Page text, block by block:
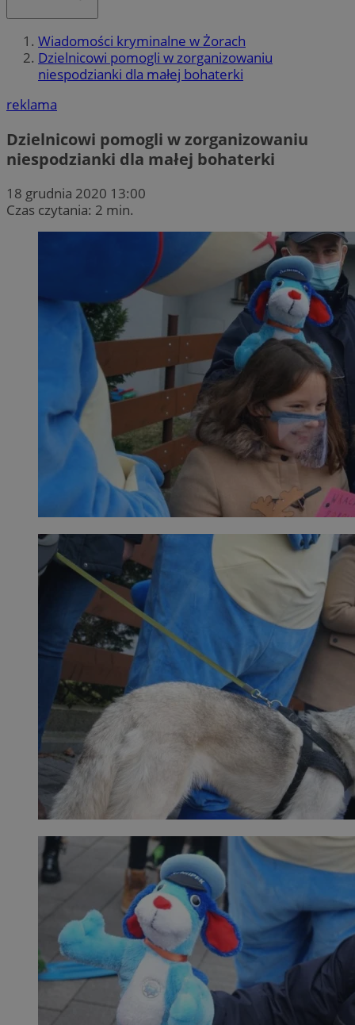
Wiadomości kryminalne w Żorach
Dzielnicowi pomogli w zorganizowaniu
niespodzianki dla małej bohaterki
reklama
Dzielnicowi pomogli w zorganizowaniu
niespodzianki dla małej bohaterki
18 grudnia 2020 13:00
Czas czytania: 2 min.